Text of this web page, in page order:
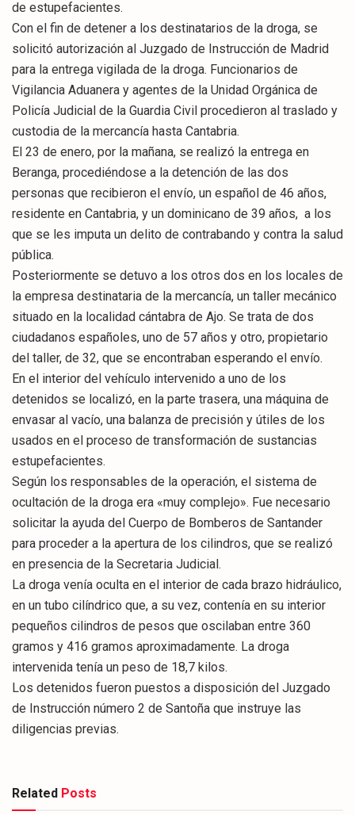
de estupefacientes.
Con el fin de detener a los destinatarios de la droga, se
solicitó autorización al Juzgado de Instrucción de Madrid
para la entrega vigilada de la droga. Funcionarios de
Vigilancia Aduanera y agentes de la Unidad Orgánica de
Policía Judicial de la Guardia Civil procedieron al traslado y
custodia de la mercancía hasta Cantabria.
El 23 de enero, por la mañana, se realizó la entrega en
Beranga, procediéndose a la detención de las dos
personas que recibieron el envío, un español de 46 años,
residente en Cantabria, y un dominicano de 39 años, a los
que se les imputa un delito de contrabando y contra la salud
pública.
Posteriormente se detuvo a los otros dos en los locales de
la empresa destinataria de la mercancía, un taller mecánico
situado en la localidad cántabra de Ajo. Se trata de dos
ciudadanos españoles, uno de 57 años y otro, propietario
del taller, de 32, que se encontraban esperando el envío.
En el interior del vehículo intervenido a uno de los
detenidos se localizó, en la parte trasera, una máquina de
envasar al vacío, una balanza de precisión y útiles de los
usados en el proceso de transformación de sustancias
estupefacientes.
Según los responsables de la operación, el sistema de
ocultación de la droga era «muy complejo». Fue necesario
solicitar la ayuda del Cuerpo de Bomberos de Santander
para proceder a la apertura de los cilindros, que se realizó
en presencia de la Secretaria Judicial.
La droga venía oculta en el interior de cada brazo hidráulico,
en un tubo cilíndrico que, a su vez, contenía en su interior
pequeños cilindros de pesos que oscilaban entre 360
gramos y 416 gramos aproximadamente. La droga
intervenida tenía un peso de 18,7 kilos.
Los detenidos fueron puestos a disposición del Juzgado
de Instrucción número 2 de Santoña que instruye las
diligencias previas.
Related Posts